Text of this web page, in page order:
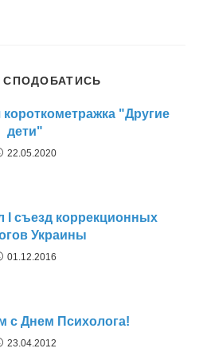
"Другие
дети"
22.05.2020
I съезд коррекционных
Украины
01.12.2016
с Днем Психолога!
23.04.2012